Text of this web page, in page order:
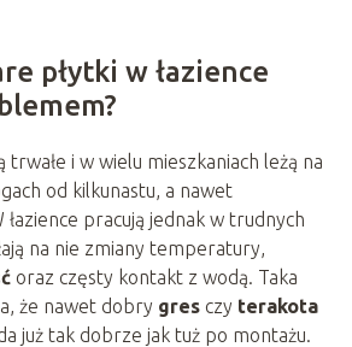
płytki w łazience
trwałe i w wielu mieszkaniach leżą na
od kilkunastu, a nawet
łazience pracują jednak w trudnych
na nie zmiany temperatury,
oraz częsty kontakt z wodą. Taka
że nawet dobry gresczy terakota
już tak dobrze jak tuż po montażu.